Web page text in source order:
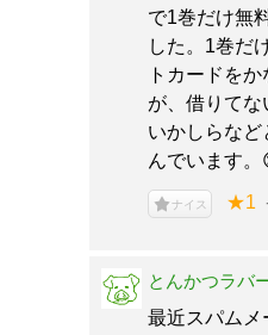
で1巻だけ無
した。1巻だ
トカードを
が、借りて
いかしらな
んでいます。
ナイス ★1
とんかつラバ
最近スパム